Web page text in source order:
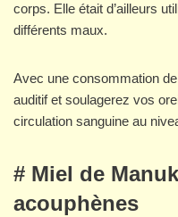
corps. Elle était d’ailleurs
différents maux.
Avec une consommation
auditif et soulagerez vos
circulation sanguine au
# Miel de
acouphènes